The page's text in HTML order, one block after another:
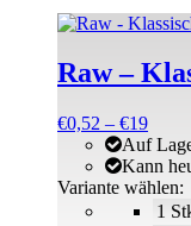
Raw –
€0,52 – €19
€0,52
bis
€19
1
Auf
Kann
Variante wählen:
Dieses
weist
mehrere
auf.
Optionen
können